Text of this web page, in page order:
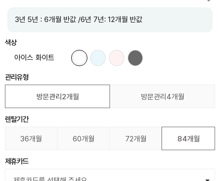
3년 5년 : 6개월 반값 /6년 7년: 12개월 반값
색상
아이스 화이트
관리유형
방문관리2개월 방문관리4개월
렌탈기간
36개월 60개월 72개월 84개월
제휴카드